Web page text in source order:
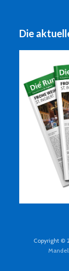
Die
Copyright ©